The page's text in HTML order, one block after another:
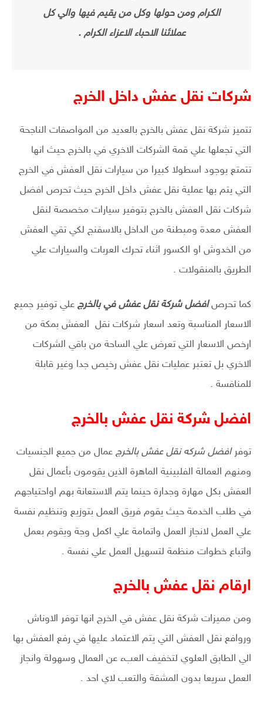
الكرام ومن حولها وكل من يقيم فيها والي كل
عملائنا الاحباء الاعزاء الكرام .
شركات نقل عفش داخل الخرج
تتميز شركة نقل عفش بالخرج بالعديد من المواصفات الناجحة
التي تجعلها علي قمة الشركات الاخري في بالخرج حيث انها
تتمتع بوجود اسطولا كبيرا من سيارات نقل العفش في الخرج
التي يتم بها عملية نقل عفش داخل الخرج حيث تحرص افضل
شركات نقل العفش بالخرج بتوفير سيارات مخصصة لنقل
العفش معدة ومبطنة من الداخل بالاسفنج لكي تقي العفش
من الخدوش او الكسور اثناء تحرك العربات والسيارات علي
الطريق بالمنقولات .
كما تحرصافضل شركة نقل عفش في بالخرج علي توفير جميع
الاسعار المناسبة وتعد اسعار شركات نقل العفش بمكة من
ارخص الاسعار التي تعرض علي الساحة من باقي الشركات
الاخري بل تعتبر عمليات نقل عفش رخيص جدا وغير قابلة
للمنافسة .
افضل شركة نقل عفش بالخرج
توفرافضل شركه نقل عفش بالخرج عمال من جميع الجنسيات
ومنهم العمالة الفلبينية الماهرة الذين يقومون بأعمال نقل
العفش بكل مهارة وجدارة حينما يتم الاستعانة بهم اواحتياجهم
في طلب الخدمة حيث يقوم فريق العمل بتوزيع وتنظيم نفسة
علي العمل لانجاز العمل واتمامة علي اكمل وجة ويقوم بعمل
واتباع خطوات منظمة لتسهيل العمل علي نفسة .
ارقام نقل عفش بالخرج
ومن مميزات شركة نقل عفش في الخرج انها توفر الاوناش
وروافع نقل العفش التي يتم الاعتماد عليها في رفع العفش بها
الي الطابق العلوي لتخفيف العبء عن العمال وسهولة وانجاز
العمل سريعا بدون المشقة والتعب لاي احد .